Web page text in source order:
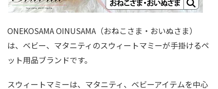
ONEKOSAMA OINUSAMA（おねこさま・おいぬさま）
は、ベビー、マタニティのスウィートマミーが手掛けるペ
ット用品ブランドです。
スウィートマミーは、マタニティ、ベビーアイテムを中心